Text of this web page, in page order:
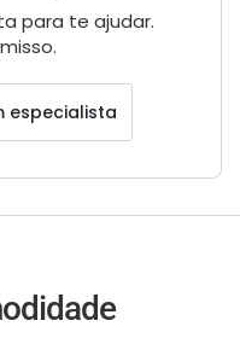
para te ajudar.
especialista